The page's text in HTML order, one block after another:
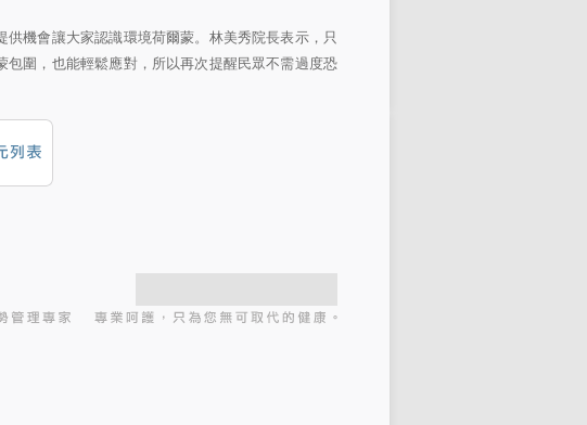
機會讓大家認識環境荷爾蒙。林美秀院長表示，只
圍，也能輕鬆應對，所以再次提醒民眾不需過度恐